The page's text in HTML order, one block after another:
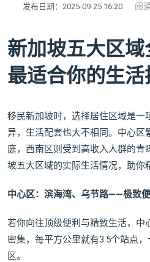
发布日期：2025-09-25 16:20 阅
新加坡五大区
最适合你的生活
移民新加坡时，选择居住区域是一
异，生活配套也大不相同。中心区
庭，西南区则受到高收入人群的青
坡五大区域的实际生活情况，助你
中心区：滨海湾、乌节路——极致
若你向往顶级便利与精致生活，中
密集，每平方公里就有3.5个站点
区。